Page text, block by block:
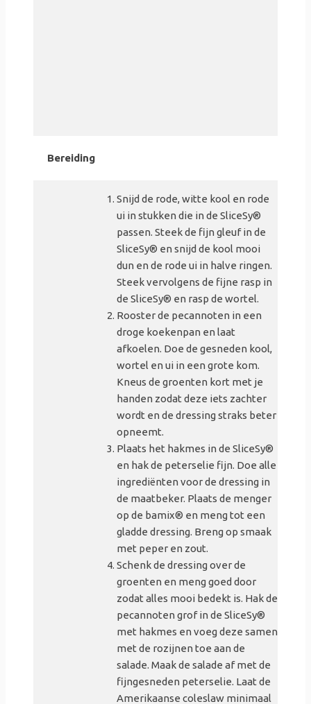
Bereiding
Snijd de rode, witte kool en rode
ui in stukken die in de SliceSy®
passen. Steek de fijn gleuf in de
SliceSy® en snijd de kool mooi
dun en de rode ui in halve ringen.
Steek vervolgens de fijne rasp in
de SliceSy® en rasp de wortel.
Rooster de pecannoten in een
droge koekenpan en laat
afkoelen. Doe de gesneden kool,
wortel en ui in een grote kom.
Kneus de groenten kort met je
handen zodat deze iets zachter
wordt en de dressing straks beter
opneemt.
Plaats het hakmes in de SliceSy®
en hak de peterselie fijn. Doe alle
ingrediënten voor de dressing in
de maatbeker. Plaats de menger
op de bamix® en meng tot een
gladde dressing. Breng op smaak
met peper en zout.
Schenk de dressing over de
groenten en meng goed door
zodat alles mooi bedekt is. Hak de
pecannoten grof in de SliceSy®
met hakmes en voeg deze samen
met de rozijnen toe aan de
salade. Maak de salade af met de
fijngesneden peterselie. Laat de
Amerikaanse coleslaw minimaal